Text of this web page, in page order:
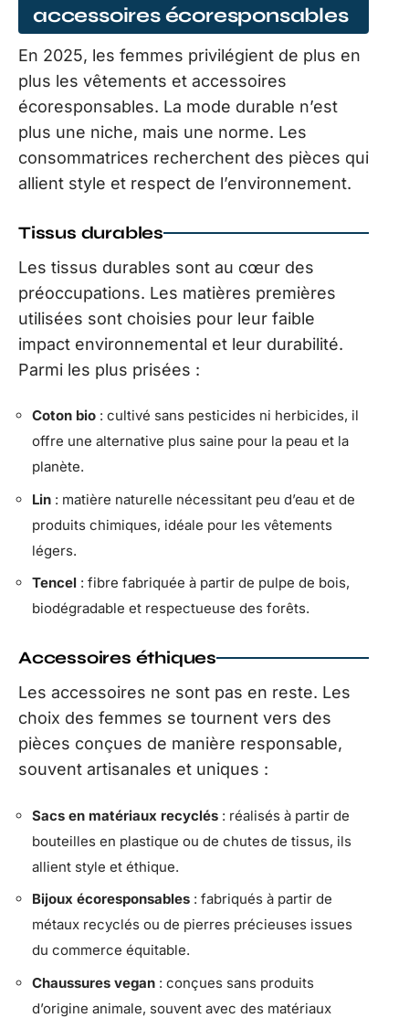
accessoires écoresponsables
En 2025, les femmes privilégient de plus en
plus les vêtements et accessoires
écoresponsables. La mode durable n’est
plus une niche, mais une norme. Les
consommatrices recherchent des pièces qui
allient style et respect de l’environnement.
Tissus durables
Les tissus durables sont au cœur des
préoccupations. Les matières premières
utilisées sont choisies pour leur faible
impact environnemental et leur durabilité.
Parmi les plus prisées :
Coton bio : cultivé sans pesticides ni herbicides, il
offre une alternative plus saine pour la peau et la
planète.
Lin : matière naturelle nécessitant peu d’eau et de
produits chimiques, idéale pour les vêtements
légers.
Tencel : fibre fabriquée à partir de pulpe de bois,
biodégradable et respectueuse des forêts.
Accessoires éthiques
Les accessoires ne sont pas en reste. Les
choix des femmes se tournent vers des
pièces conçues de manière responsable,
souvent artisanales et uniques :
Sacs en matériaux recyclés : réalisés à partir de
bouteilles en plastique ou de chutes de tissus, ils
allient style et éthique.
Bijoux écoresponsables : fabriqués à partir de
métaux recyclés ou de pierres précieuses issues
du commerce équitable.
Chaussures vegan : conçues sans produits
d’origine animale, souvent avec des matériaux